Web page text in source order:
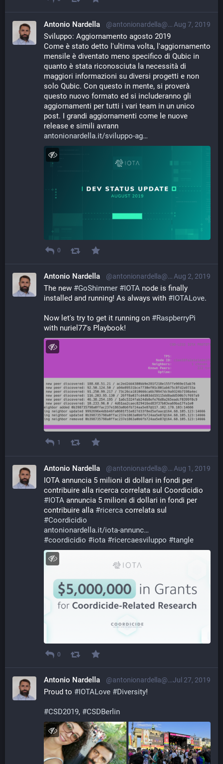
Aug 7, 2019
Antonio Nardella @antonionardella@librem.one
Sviluppo: Aggiornamento agosto 2019
Come è stato detto l'ultima volta, l'aggiornamento
mensile è diventato meno specifico di Qubic in
quanto è stata riconosciuta la necessità di
maggiori informazioni su diversi progetti e non
solo Qubic. Con questo in mente, si proverà
questo nuovo formato ed si includeranno gli
aggiornamenti per tutti i vari team in un unico
post. I grandi aggiornamenti come le nuove
release e simili avrann
antonionardella.it/sviluppo-ag
0
Aug 2, 2019
Antonio Nardella @antonionardella@librem.one
The new #GoShimmer #IOTA node is finally
installed and running! As always with #IOTALove.
Now let's try to get it running on #RaspberryPi
with nuriel77's Playbook!
1
Aug 1, 2019
Antonio Nardella @antonionardella@librem.one
IOTA annuncia 5 milioni di dollari in fondi per
contribuire alla ricerca correlata sul Coordicidio
#IOTA annuncia 5 milioni di dollari in fondi per
contribuire alla #ricerca
#Coordicidio
antonionardella.it/iota-annunc
#coordicidio #iota #ricercaesviluppo #tangle
0
Jul 27, 2019
Antonio Nardella @antonionardella@librem.one
Proud to #IOTALove #Diversity!
#CSD2019, #CSDBerlin